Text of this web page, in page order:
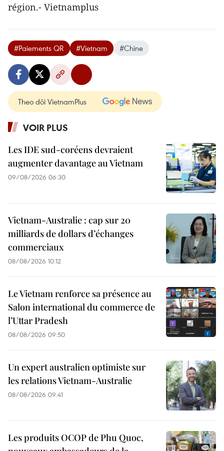
région.- Vietnamplus
#Paiements QR #Vietnam #Chine
Theo dõi VietnamPlus
VOIR PLUS
Les IDE sud-coréens devraient
augmenter davantage au Vietnam
09/08/2026 06:30
Vietnam-Australie : cap sur 20
milliards de dollars d’échanges
commerciaux
08/08/2026 10:12
Le Vietnam renforce sa présence au
Salon international du commerce de
l’Uttar Pradesh
08/08/2026 09:50
Un expert australien optimiste sur
les relations Vietnam-Australie
08/08/2026 09:41
Les produits OCOP de Phu Quoc,